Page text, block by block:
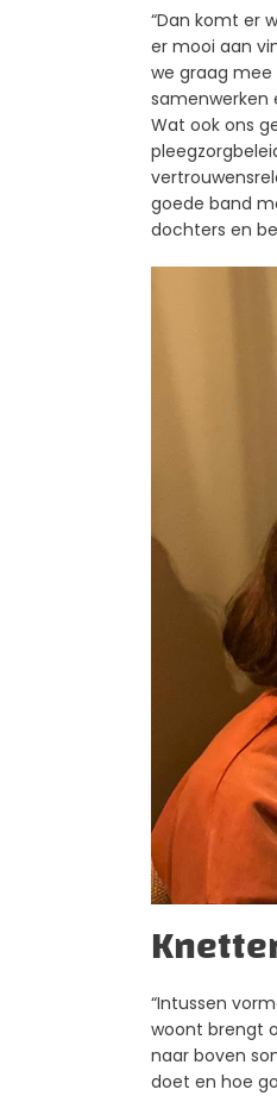
“Dan komt er
er mooi aan
we graag
samenwerken
Wat ook ons
goede band
dochters en
“Intussen
woont brengt
naar boven
doet en hoe